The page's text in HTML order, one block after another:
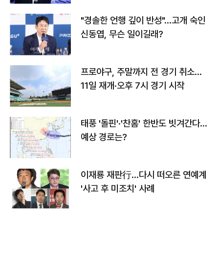
"경솔한 언행 깊이 반성"…고개 숙인
신동엽, 무슨 일이길래?
프로야구, 주말까지 전 경기 취소…
11일 재개·오후 7시 경기 시작
태풍 '돌핀'·'찬홈' 한반도 빗겨간다…
예상 경로는?
이재룡 재판行…다시 떠오른 연예계
'사고 후 미조치' 사례